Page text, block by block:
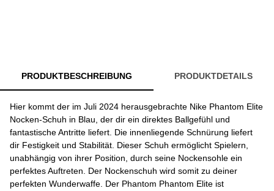
PRODUKTBESCHREIBUNG PRODUKTDETAILS
Hier kommt der im Juli 2024 herausgebrachte Nike Phantom Elite
Nocken-Schuh in Blau, der dir ein direktes Ballgefühl und
fantastische Antritte liefert. Die innenliegende Schnürung liefert
dir Festigkeit und Stabilität. Dieser Schuh ermöglicht Spielern,
unabhängig von ihrer Position, durch seine Nockensohle ein
perfektes Auftreten. Der Nockenschuh wird somit zu deiner
perfekten Wunderwaffe. Der Phantom Phantom Elite ist